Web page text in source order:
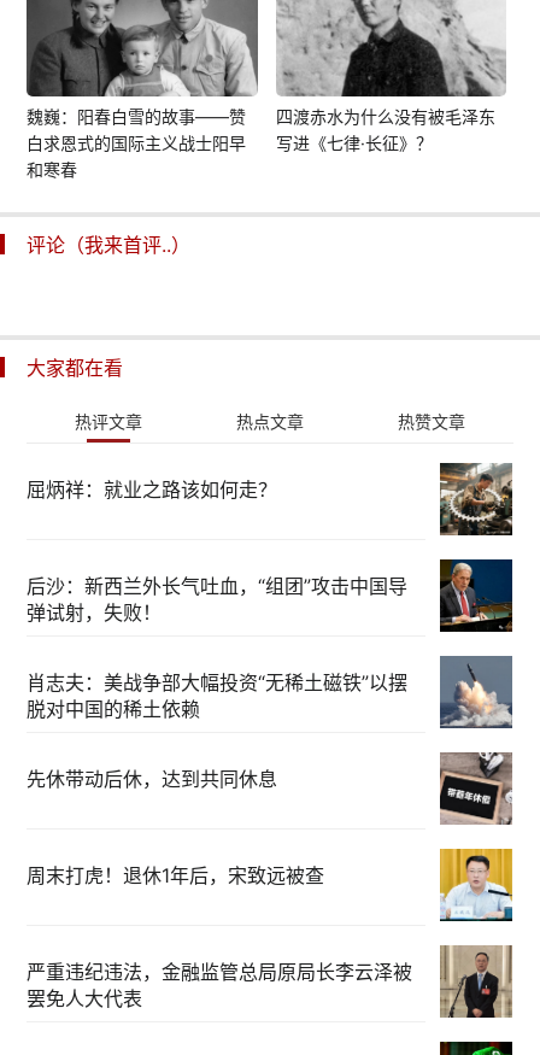
魏巍：阳春白雪的故事——赞
白求恩式的国际主义战士阳早
和寒春
四渡赤水为什么没有被毛泽东
写进《七律·长征》？
评论（我来首评..）
大家都在看
热评文章 热点文章 热赞文章
屈炳祥：就业之路该如何走？
后沙：新西兰外长气吐血，“组团”攻击中国导
弹试射，失败！
肖志夫：美战争部大幅投资“无稀土磁铁”以摆
脱对中国的稀土依赖
先休带动后休，达到共同休息
周末打虎！退休1年后，宋致远被查
严重违纪违法，金融监管总局原局长李云泽被
罢免人大代表